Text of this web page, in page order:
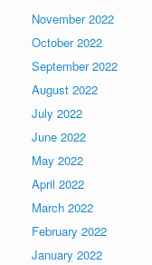
November 2022
October 2022
September 2022
August 2022
July 2022
June 2022
May 2022
April 2022
March 2022
February 2022
January 2022